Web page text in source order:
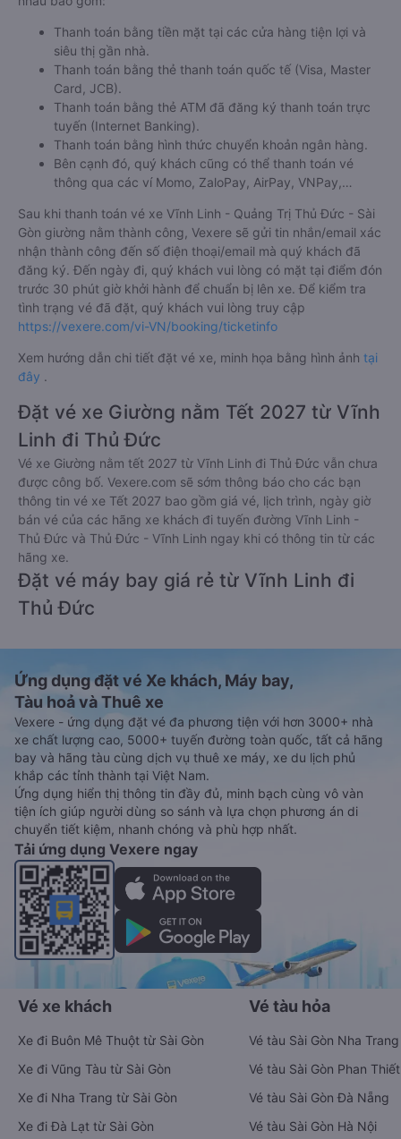
Thanh toán bằng tiền mặt tại các cửa hàng tiện lợi và
siêu thị gần nhà.
Thanh toán bằng thẻ thanh toán quốc tế (Visa, Master
Card, JCB).
Thanh toán bằng thẻ ATM đã đăng ký thanh toán trực
tuyến (Internet Banking).
Thanh toán bằng hình thức chuyển khoản ngân hàng.
Bên cạnh đó, quý khách cũng có thể thanh toán vé
thông qua các ví Momo, ZaloPay, AirPay, VNPay,…
Sau khi thanh toán vé xe Vĩnh Linh - Quảng Trị Thủ Đức - Sài
Gòn giường nằm thành công, Vexere sẽ gửi tin nhắn/email xác
nhận thành công đến số điện thoại/email mà quý khách đã
đăng ký. Đến ngày đi, quý khách vui lòng có mặt tại điểm đón
trước 30 phút giờ khởi hành để chuẩn bị lên xe. Để kiểm tra
tình trạng vé đã đặt, quý khách vui lòng truy cập
https://vexere.com/vi-VN/booking/ticketinfo
Xem hướng dẫn chi tiết đặt vé xe, minh họa bằng hình ảnh tại
đây .
Đặt vé xe Giường nằm Tết 2027 từ Vĩnh
Linh đi Thủ Đức
Vé xe Giường nằm tết 2027 từ Vĩnh Linh đi Thủ Đức vẫn chưa
được công bố. Vexere.com sẽ sớm thông báo cho các bạn
thông tin vé xe Tết 2027 bao gồm giá vé, lịch trình, ngày giờ
bán vé của các hãng xe khách đi tuyến đường Vĩnh Linh -
Thủ Đức và Thủ Đức - Vĩnh Linh ngay khi có thông tin từ các
hãng xe.
Đặt vé máy bay giá rẻ từ Vĩnh Linh đi
Thủ Đức
Ứng dụng đặt vé Xe khách, Máy bay,
Tàu hoả và Thuê xe
Vexere - ứng dụng đặt vé đa phương tiện với hơn 3000+ nhà
xe chất lượng cao, 5000+ tuyến đường toàn quốc, tất cả hãng
bay và hãng tàu cùng dịch vụ thuê xe máy, xe du lịch phủ
khắp các tỉnh thành tại Việt Nam.
Ứng dụng hiển thị thông tin đầy đủ, minh bạch cùng vô vàn
tiện ích giúp người dùng so sánh và lựa chọn phương án di
chuyển tiết kiệm, nhanh chóng và phù hợp nhất.
Tải ứng dụng Vexere ngay
Vé xe khách
Xe đi Buôn Mê Thuột từ Sài Gòn
Xe đi Vũng Tàu từ Sài Gòn
Xe đi Nha Trang từ Sài Gòn
Xe đi Đà Lạt từ Sài Gòn
Vé tàu hỏa
Vé tàu Sài Gòn Nha Trang
Vé tàu Sài Gòn Phan Thiết
Vé tàu Sài Gòn Đà Nẵng
Vé tàu Sài Gòn Hà Nội